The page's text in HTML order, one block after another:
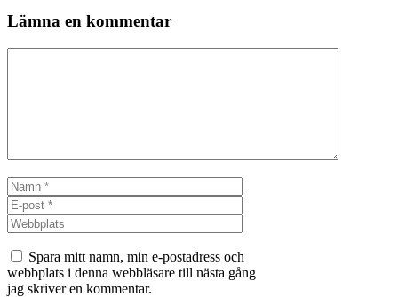
Lämna en kommentar
Namn
post
Spara mitt namn, min e-postadress och
webbplats i denna webbläsare till nästa gång
jag skriver en kommentar.